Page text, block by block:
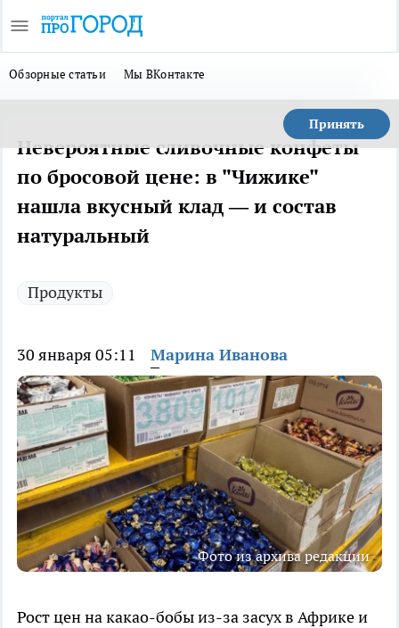
Обзорные статьи Мы ВКонтакте
Принять
Невероятные сливочные конфеты
по бросовой цене: в "Чижике"
нашла вкусный клад — и состав
натуральный
Продукты
30 января 05:11 Марина Иванова
Фото из архива редакции
Рост цен на какао-бобы из-за засух в Африке и